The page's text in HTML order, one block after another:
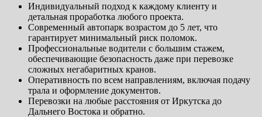
Индивидуальный подход к каждому клиенту и
детальная проработка любого проекта.
Современный автопарк возрастом до 5 лет, что
гарантирует минимальный риск поломок.
Профессиональные водители с большим стажем,
обеспечивающие безопасность даже при перевозке
сложных негабаритных кранов.
Оперативность по всем направлениям, включая подачу
трала и оформление документов.
Перевозки на любые расстояния от Иркутска до
Дальнего Востока и обратно.